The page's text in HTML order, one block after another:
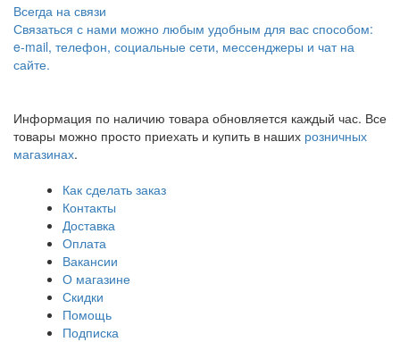
Всегда на связи
Связаться с нами можно любым удобным для вас способом:
e-mail, телефон, социальные сети, мессенджеры и чат на
сайте.
Информация по наличию товара обновляется каждый час. Все
товары можно просто приехать и купить в наших розничных
магазинах.
Как сделать заказ
Контакты
Доставка
Оплата
Вакансии
О магазине
Скидки
Помощь
Подписка